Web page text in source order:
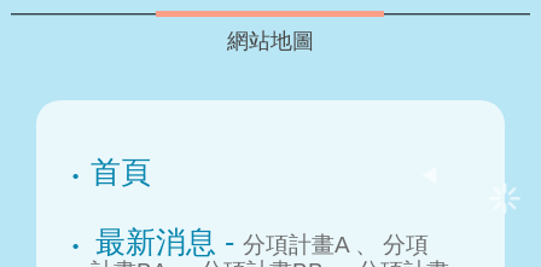
網站地圖
首頁
最新消息 - 分項計畫A 、
分項